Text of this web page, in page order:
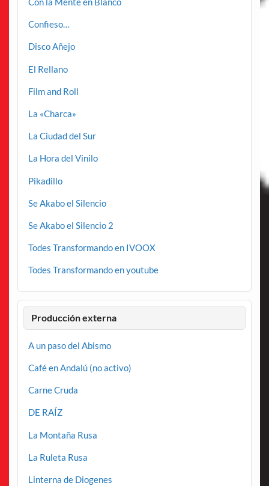
Confieso…
Disco Añejo
El Rellano
Film and Roll
La «Charca»
La Ciudad del Sur
La Hora del Vinilo
Pikadillo
Se Akabo el Silencio
Se Akabo el Silencio 2
Todes Transformando en IVOOX
Todes Transformando en youtube
Producción externa
A un paso del Abismo
Café en Andalú (no activo)
Carne Cruda
DE RAÍZ
La Montaña Rusa
La Ruleta Rusa
Linterna de Diogenes